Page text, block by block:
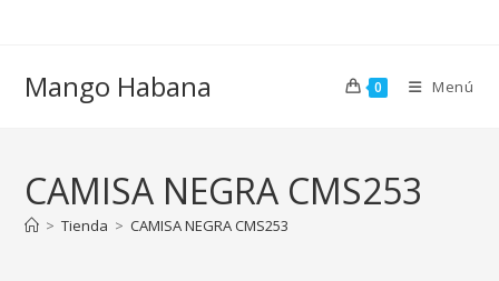
Mango Habana 0 Menú
CAMISA NEGRA CMS253
> Tienda > CAMISA NEGRA CMS253